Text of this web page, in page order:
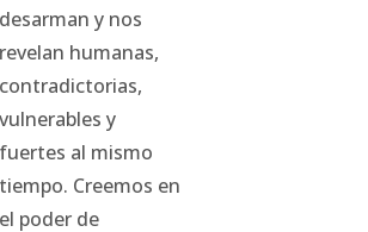
desarman y nos
revelan humanas,
contradictorias,
vulnerables y
fuertes al mismo
tiempo. Creemos en
el poder de